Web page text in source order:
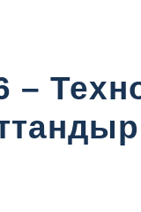
–